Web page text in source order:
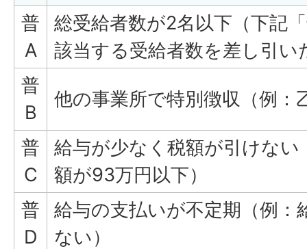
普
A
総受給者数が2名以下（下記
該当する受給者数を差し引い
普
B
他の事業所で特別徴収（例：
普
C
給与が少なく税額が引けない
額が93万円以下）
普
D
給与の支払いが不定期（例：
ない）